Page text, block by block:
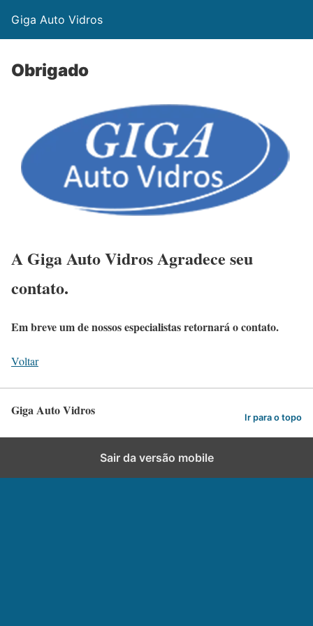
Giga Auto Vidros
Obrigado
A Giga Auto Vidros Agradece seu
contato.
Em breve um de nossos especialistas retornará o contato.
Voltar
Giga Auto Vidros Ir para o topo
Sair da versão mobile